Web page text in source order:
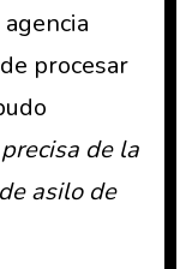
procesar
de la
asilo de